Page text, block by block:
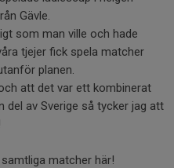
Gävle.
som man ville och hade
tjejer fick spela matcher
planen.
att det var ett kombinerat
del av Sverige så tycker jag att
matcher här!